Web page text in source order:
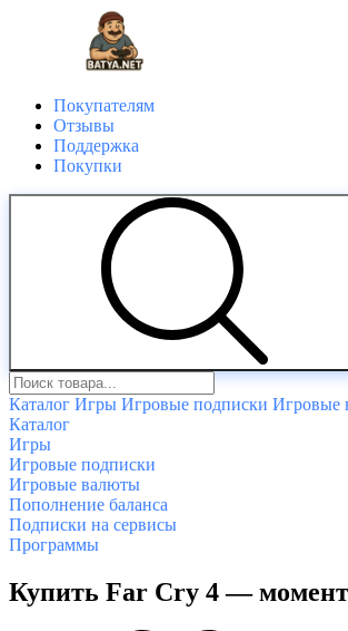
Покупателям
Отзывы
Поддержка
Покупки
Каталог Игры Игровые подписки Игровые
Каталог
Игры
Игровые подписки
Игровые валюты
Пополнение баланса
Подписки на сервисы
Программы
Купить Far Cry 4 —